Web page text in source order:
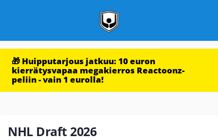
🎁 Huipputarjous jatkuu: 10 euron
kierrätysvapaa megakierros Reactoonz-
peliin - vain 1 eurolla!
NHL Draft 2026